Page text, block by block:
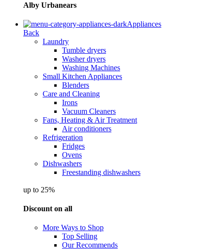
Alby Urbanears
Appliances
Back
Laundry
Tumble dryers
Washer dryers
Washing Machines
Small Kitchen Appliances
Blenders
Care and Cleaning
Irons
Vacuum Cleaners
Fans, Heating & Air Treatment
Air conditioners
Refrigeration
Fridges
Ovens
Dishwashers
Freestanding dishwashers
up to 25%
Discount on all
More Ways to Shop
Top Selling
Our Recommends